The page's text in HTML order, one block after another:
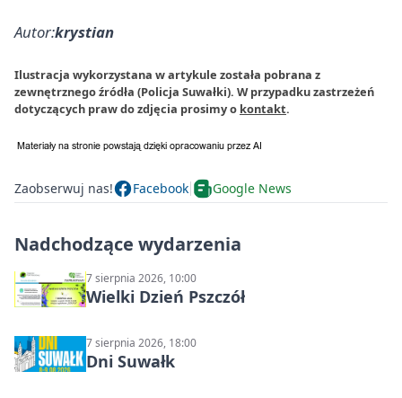
Autor:krystian
Ilustracja wykorzystana w artykule została pobrana z
zewnętrznego źródła (Policja Suwałki). W przypadku zastrzeżeń
dotyczących praw do zdjęcia prosimy o kontakt.
Zaobserwuj nas! Facebook Google News
Nadchodzące wydarzenia
7 sierpnia 2026, 10:00
Wielki Dzień Pszczół
7 sierpnia 2026, 18:00
Dni Suwałk